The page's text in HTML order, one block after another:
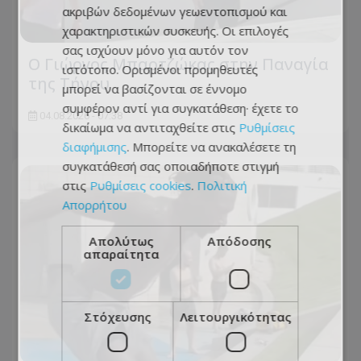
Ο Γιώργος Μπαρτζώκας στην Παναγία
της Τήνου
04.08.2026 - 07:38
ακριβών δεδομένων γεωεντοπισμού και
χαρακτηριστικών συσκευής. Οι επιλογές
σας ισχύουν μόνο για αυτόν τον
ιστότοπο. Ορισμένοι προμηθευτές
μπορεί να βασίζονται σε έννομο
συμφέρον αντί για συγκατάθεση· έχετε το
δικαίωμα να αντιταχθείτε στις Ρυθμίσεις
διαφήμισης. Μπορείτε να ανακαλέσετε τη
συγκατάθεσή σας οποιαδήποτε στιγμή
στις Ρυθμίσεις cookies. Πολιτική
Απορρήτου
Απολύτως
απαραίτητα
Απόδοσης
Στόχευσης Λειτουργικότητας